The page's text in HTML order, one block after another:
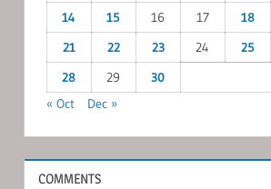
14
15 16 17 18
21
22 23 24 25
28
29
30
« Oct
Dec »
COMMENTS